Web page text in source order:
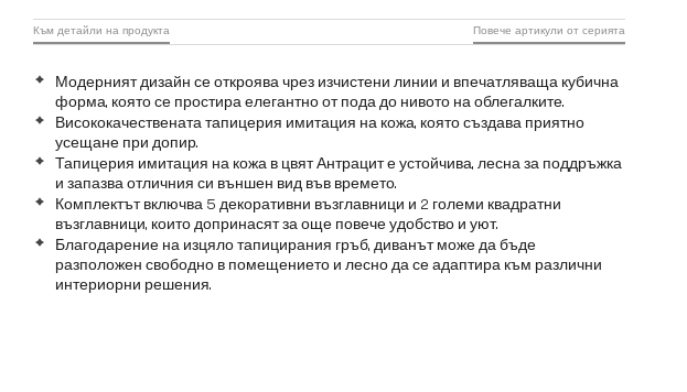
Модерният дизайн се откроява чрез изчистени линии и впечатляваща кубична
форма, която се простира елегантно от пода до нивото на облегалките.
Висококачествената тапицерия имитация на кожа, която създава приятно
усещане при допир.
Тапицерия имитация на кожа в цвят Антрацит е устойчива, лесна за поддръжка
и запазва отличния си външен вид във времето.
Комплектът включва 5 декоративни възглавници и 2 големи квадратни
възглавници, които допринасят за още повече удобство и уют.
Благодарение на изцяло тапицирания гръб, диванът може да бъде
разположен свободно в помещението и лесно да се адаптира към различни
интериорни решения.
Към детайли на продукта Повече артикули от серията